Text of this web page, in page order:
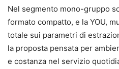
Nel segmento mono-gruppo
formato compatto, e la YOU,
totale sui parametri di
la proposta pensata per
e costanza nel servizio